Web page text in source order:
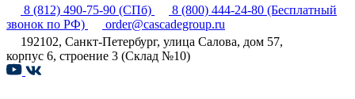
8 (812) 490-75-90 (СПб) 8 (800) 444-24-80 (Бесплатный
звонок по РФ)
order@cascadegroup.ru
192102, Санкт-Петербург, улица Салова, дом 57,
корпус 6, строение 3 (Склад №10)